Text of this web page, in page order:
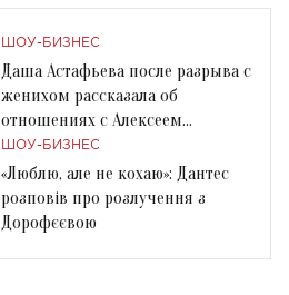
ШОУ-БИЗНЕС
Даша Астафьева после разрыва с
женихом рассказала об
отношениях с Алексеем
Дурневым
ШОУ-БИЗНЕС
«Люблю, але не кохаю»: Дантес
розповів про розлучення з
Дорофєєвою